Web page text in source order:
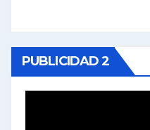
PUBLICIDAD 2